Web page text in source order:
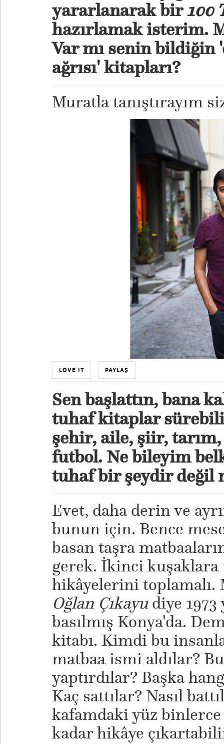
yararlanarak bir100
hazırlamak isterim.
Var mı senin
ağrısı' kitapları?
Muratla tanıştırayım
LOVE IT PAYLAŞ
Sen başlattın, bana
tuhaf kitaplar
şehir, aile, şiir,
futbol. Ne bileyim
tuhaf bir şeydir değil
Evet, daha derin ve
bunun için. Bence
basan taşra
gerek. İkinci kuşaklara
hikâyelerini toplamalı.
Oğlan Çıkayudiye
basılmış Konya'da.
kitabı. Kimdi bu
matbaa ismi aldılar?
yaptırdılar? Başka
Kaç sattılar? Nasıl
kafamdaki yüz
kadar hikâye